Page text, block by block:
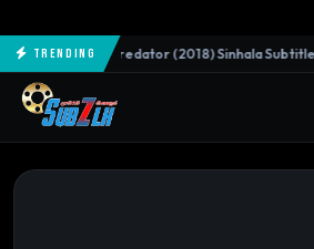
Trending
NEW The Predator (2018) Sinhala Subtitle